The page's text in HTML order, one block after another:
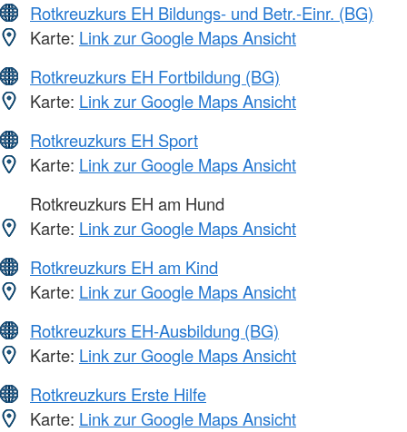
Rotkreuzkurs EH Bildungs- und Betr.-Einr. (BG)
Karte: Link zur Google Maps Ansicht
Rotkreuzkurs EH Fortbildung (BG)
Karte: Link zur Google Maps Ansicht
Rotkreuzkurs EH Sport
Karte: Link zur Google Maps Ansicht
Rotkreuzkurs EH am Hund
Karte: Link zur Google Maps Ansicht
Rotkreuzkurs EH am Kind
Karte: Link zur Google Maps Ansicht
Rotkreuzkurs EH-Ausbildung (BG)
Karte: Link zur Google Maps Ansicht
Rotkreuzkurs Erste Hilfe
Karte: Link zur Google Maps Ansicht